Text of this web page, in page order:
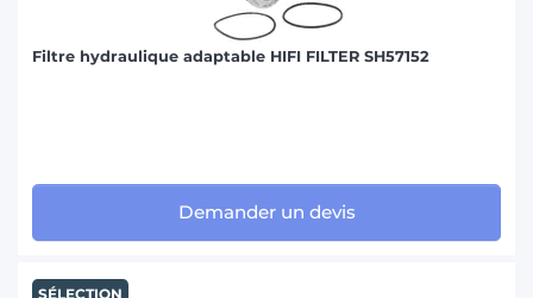
Filtre hydraulique adaptable HIFI FILTER SH57152
Demander un devis
SÉLECTION